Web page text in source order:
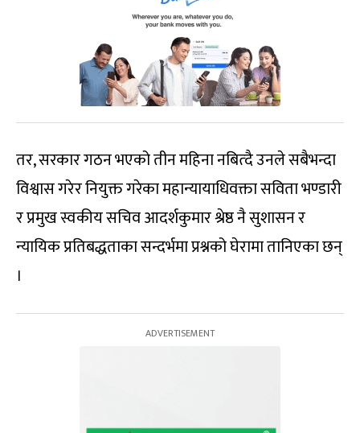
तर, सरकार गठन भएको तीन महिना नबित्दै उनले सबैभन्दा
विश्वास गरेर नियुक्त गरेका महान्यायाधिवक्ता सविता भण्डारी
र प्रमुख स्वकीय सचिव आदर्शकुमार श्रेष्ठ नै सुशासन र
न्यायिक प्रतिबद्धताका सन्दर्भमा प्रश्नको घेरामा तानिएका छन्
।